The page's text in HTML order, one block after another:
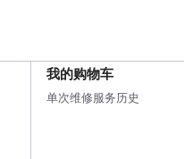
我的购物车
单次维修服务历史